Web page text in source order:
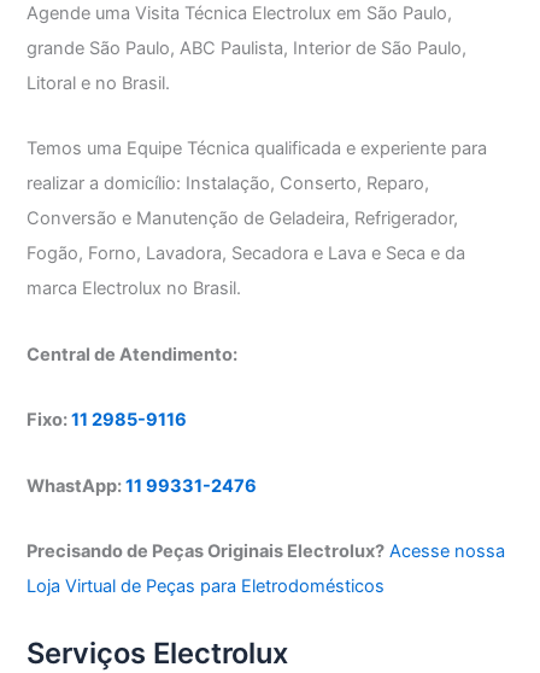
Agende uma Visita Técnica Electrolux em São Paulo,
grande São Paulo, ABC Paulista, Interior de São Paulo,
Litoral e no Brasil.
Temos uma Equipe Técnica qualificada e experiente para
realizar a domicílio: Instalação, Conserto, Reparo,
Conversão e Manutenção de Geladeira, Refrigerador,
Fogão, Forno, Lavadora, Secadora e Lava e Seca e da
marca Electrolux no Brasil.
Central de Atendimento:
Fixo:11 2985-9116
WhastApp:11 99331-2476
Precisando de Peças Originais Electrolux? Acesse nossa
Loja Virtual de Peças para Eletrodomésticos
Serviços Electrolux